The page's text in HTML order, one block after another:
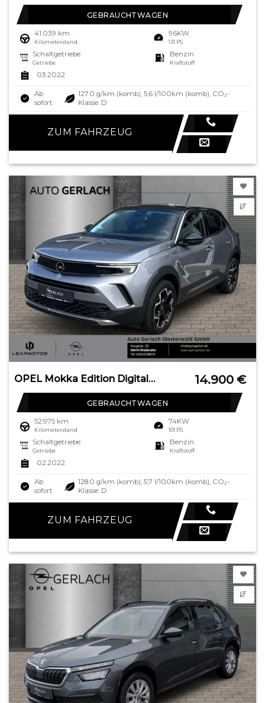
GEBRAUCHTWAGEN
41.039 km
Kilometerstand
96KW
131 PS
Schaltgetriebe
Getriebe
Benzin
Kraftstoff
03.2022
Ab
sofort
127.0 g/km (komb), 5,6 l/100km (komb), CO₂-
Klasse: D
ZUM FAHRZEUG
OPEL Mokka Edition Digitales Cockpit LED Apple CarPla 14.900 €
GEBRAUCHTWAGEN
52.975 km
Kilometerstand
74KW
101 PS
Schaltgetriebe
Getriebe
Benzin
Kraftstoff
02.2022
Ab
sofort
128.0 g/km (komb), 5,7 l/100km (komb), CO₂-
Klasse: D
ZUM FAHRZEUG